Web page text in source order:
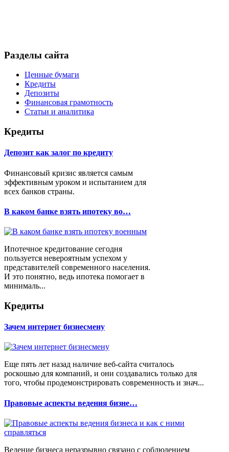
Разделы сайта
Ценные бумаги
Кредиты
Депозиты
Финансовая грамотность
Статьи и аналитика
Кредиты
Депозит как залог по кредиту
Финансовый кризис является самым
эффективным уроком и испытанием для
всех банков страны.
В каком банке взять ипотеку во…
Ипотечное кредитование сегодня
пользуется невероятным успехом у
представителей современного населения.
И это понятно, ведь ипотека помогает в
минималь...
Кредиты
Зачем интернет бизнесмену
Еще пять лет назад наличие веб-сайта считалось
роскошью для компаний, и они создавались только для
того, чтобы продемонстрировать современность и знач...
Правовые аспекты ведения бизне…
Ведение бизнеса неразрывно связано с соблюдением